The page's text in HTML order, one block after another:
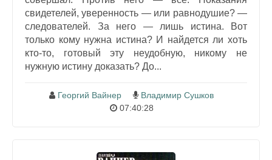
свидетелей, уверенность — или равнодушие? —
следователей. За него — лишь истина. Вот
только кому нужна истина? И найдется ли хоть
кто-то, готовый эту неудобную, никому не
нужную истину доказать? До...
Георгий Вайнер
Владимир Сушков
07:40:28